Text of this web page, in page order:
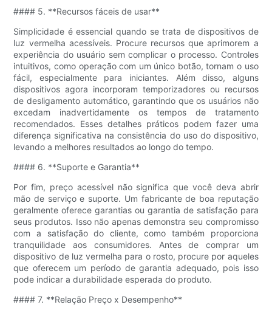
#### 5. **Recursos fáceis de usar**
Simplicidade é essencial quando se trata de dispositivos de
luz vermelha acessíveis. Procure recursos que aprimorem a
experiência do usuário sem complicar o processo. Controles
intuitivos, como operação com um único botão, tornam o uso
fácil, especialmente para iniciantes. Além disso, alguns
dispositivos agora incorporam temporizadores ou recursos
de desligamento automático, garantindo que os usuários não
excedam inadvertidamente os tempos de tratamento
recomendados. Esses detalhes práticos podem fazer uma
diferença significativa na consistência do uso do dispositivo,
levando a melhores resultados ao longo do tempo.
#### 6. **Suporte e Garantia**
Por fim, preço acessível não significa que você deva abrir
mão de serviço e suporte. Um fabricante de boa reputação
geralmente oferece garantias ou garantia de satisfação para
seus produtos. Isso não apenas demonstra seu compromisso
com a satisfação do cliente, como também proporciona
tranquilidade aos consumidores. Antes de comprar um
dispositivo de luz vermelha para o rosto, procure por aqueles
que oferecem um período de garantia adequado, pois isso
pode indicar a durabilidade esperada do produto.
#### 7. **Relação Preço x Desempenho**